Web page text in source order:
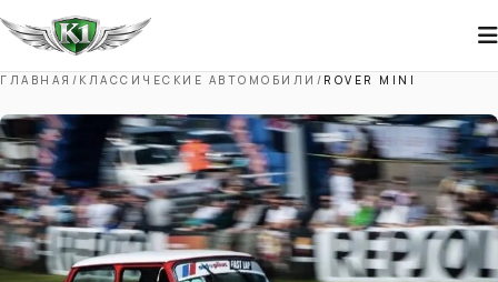
ГЛАВНАЯ / КЛАССИЧЕСКИЕ АВТОМОБИЛИ / ROVER MINI